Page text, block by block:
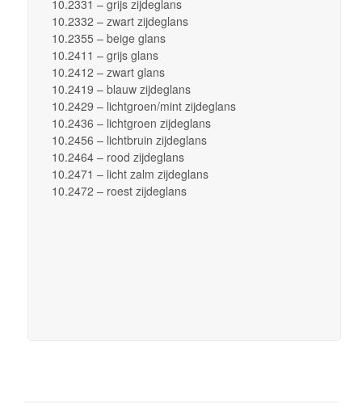
10.2331 – grijs zijdeglans
10.2332 – zwart zijdeglans
10.2355 – beige glans
10.2411 – grijs glans
10.2412 – zwart glans
10.2419 – blauw zijdeglans
10.2429 – lichtgroen/mint zijdeglans
10.2436 – lichtgroen zijdeglans
10.2456 – lichtbruin zijdeglans
10.2464 – rood zijdeglans
10.2471 – licht zalm zijdeglans
10.2472 – roest zijdeglans